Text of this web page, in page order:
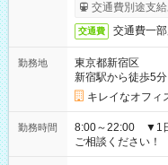
交通費別途支給
交通費 交通費一
勤務地
東京都新宿区
新宿駅から徒歩5分
キレイなオフィ
勤務時間
8:00～22:00 ▼1日
ご相談ください！